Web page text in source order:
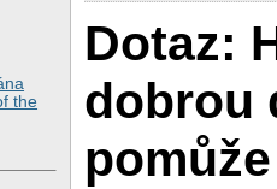
the
Dotaz:
dobrou